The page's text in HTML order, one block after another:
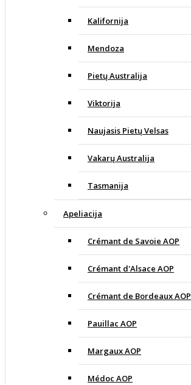
Kalifornija
Mendoza
Pietų Australija
Viktorija
Naujasis Pietų Velsas
Vakarų Australija
Tasmanija
Apeliacija
Crémant de Savoie AOP
Crémant d'Alsace AOP
Crémant de Bordeaux AOP
Pauillac AOP
Margaux AOP
Médoc AOP